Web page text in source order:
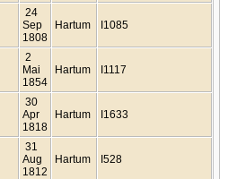
24
Sep
1808
Hartum I1085
2
Mai
1854
Hartum I1117
30
Apr
1818
Hartum I1633
31
Aug
1812
Hartum I528